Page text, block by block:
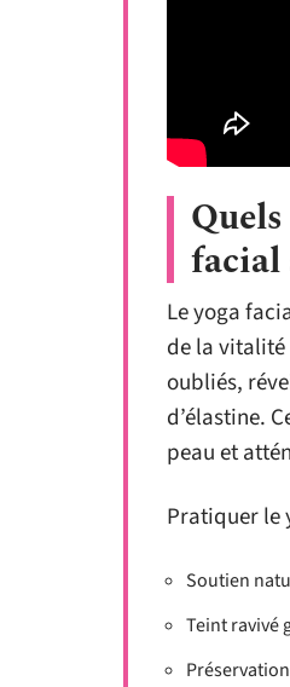
facial
Le yoga
de la vitalité
oubliés,
d’élastine.
peau et
Pratiquer le
Soutien
Teint ravivé